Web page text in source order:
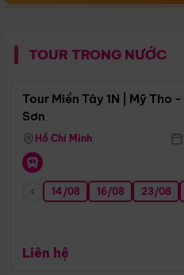
TOUR TRONG NƯỚC
Tour Miền Tây 1N | Mỹ Tho
Sơn
Hồ Chí Minh
14/08 16/08 23/08
Liên hệ